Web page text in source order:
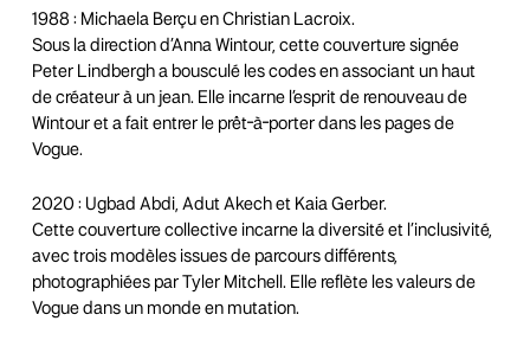
1988 : Michaela Berçu en Christian Lacroix.
Sous la direction d’Anna Wintour, cette couverture signée
Peter Lindbergh a bousculé les codes en associant un haut
de créateur à un jean. Elle incarne l’esprit de renouveau de
Wintour et a fait entrer le prêt-à-porter dans les pages de
Vogue.
2020 : Ugbad Abdi, Adut Akech et Kaia Gerber.
Cette couverture collective incarne la diversité et l’inclusivité,
avec trois modèles issues de parcours différents,
photographiées par Tyler Mitchell. Elle reflète les valeurs de
Vogue dans un monde en mutation.